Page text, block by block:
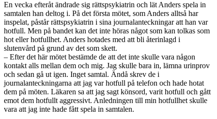
En vecka efteråt ändrade sig rättspsykiatrin och lät Anders spela in
samtalen han deltog i. På det första mötet, som Anders alltså har
inspelat, påstår rättspsykiatrin i sina journalanteckningar att han var
hotfull. Men på bandet kan det inte höras något som kan tolkas som
hot eller hotfullhet. Anders hotades med att bli återinlagd i
slutenvård på grund av det som skett.
– Efter det här mötet bestämde de att det inte skulle vara någon
kontakt alls mellan dem och mig. Jag skulle bara in, lämna urinprov
och sedan gå ut igen. Inget samtal. Ändå skrev de i
journalanteckningarna att jag var hotfull på telefon och hade hotat
dem på möten. Läkaren sa att jag sagt könsord, varit hotfull och gått
emot dem hotfullt aggressivt. Anledningen till min hotfullhet skulle
vara att jag inte hade fått spela in samtalen.